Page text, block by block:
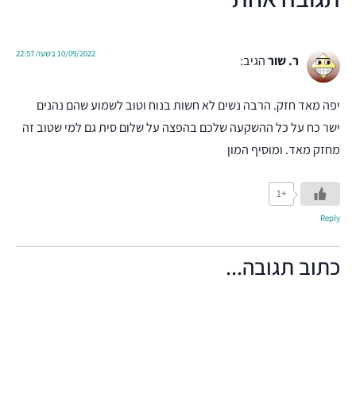
ר. שורהגיב: 10/09/2022 בשעה 22:57
יפה מאד חזק. הרבה נשים לא חשות בנוח וטוב לשמוע שהם נהנים
ישר כח על כל ההשקעה שלכם בהפצה על שלום סית גם למי שטוב זה
מחזק מאד. ומוסיף המון
+1
Reply
כתוב תגובה...